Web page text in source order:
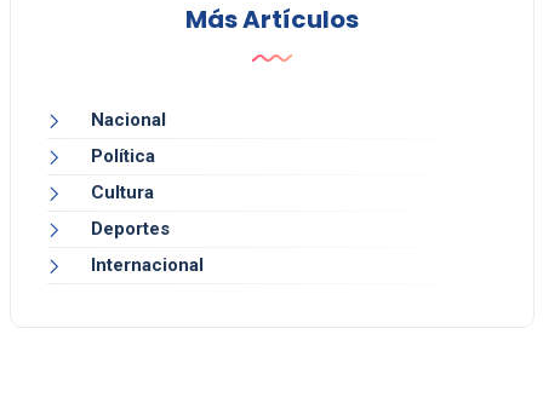
Más Artículos
Nacional
Política
Cultura
Deportes
Internacional